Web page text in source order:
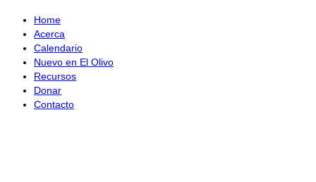
Home
Acerca
Calendario
Nuevo en El Olivo
Recursos
Donar
Contacto